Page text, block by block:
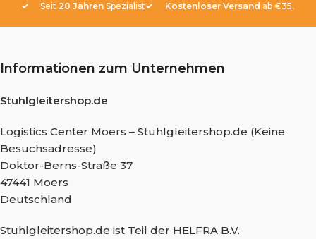
Seit 20 Jahren Spezialist Kostenloser Versand ab €35,-
Informationen zum Unternehmen
Stuhlgleitershop.de
Logistics Center Moers – Stuhlgleitershop.de (Keine
Besuchsadresse)
Doktor-Berns-Straße 37
47441 Moers
Deutschland
Stuhlgleitershop.de ist Teil der HELFRA B.V.